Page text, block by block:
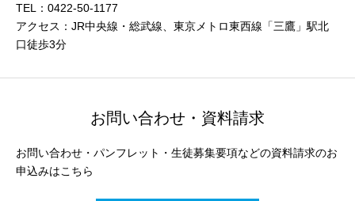
TEL：0422-50-1177
アクセス：JR中央線・総武線、東京メトロ東西線「三鷹」駅北
口徒歩3分
お問い合わせ・資料請求
お問い合わせ・パンフレット・生徒募集要項などの資料請求のお
申込みはこちら